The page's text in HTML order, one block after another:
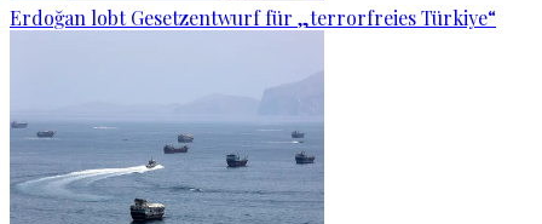
Erdoğan lobt Gesetzentwurf für „terrorfreies Türkiye“